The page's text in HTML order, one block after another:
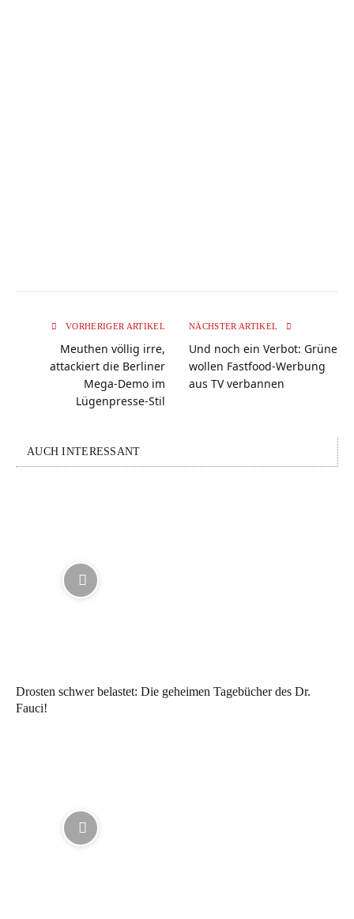
VORHERIGER ARTIKEL
Meuthen völlig irre,
attackiert die Berliner
Mega-Demo im
Lügenpresse-Stil
NÄCHSTER ARTIKEL
Und noch ein Verbot: Grüne
wollen Fastfood-Werbung
aus TV verbannen
AUCH INTERESSANT
Drosten schwer belastet: Die geheimen Tagebücher des Dr.
Fauci!